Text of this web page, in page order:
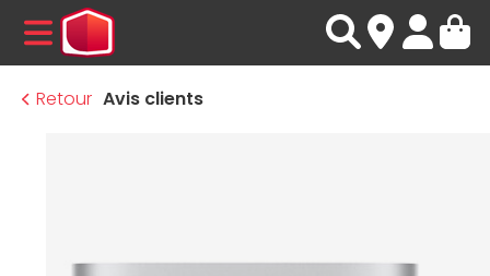
MENU
Retour Avis clients